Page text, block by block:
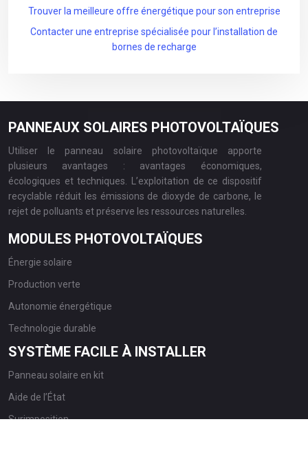
Trouver la meilleure offre énergétique pour son entreprise
Contacter une entreprise spécialisée pour l’installation de
bornes de recharge
PANNEAUX SOLAIRES PHOTOVOLTAÏQUES
Utiliser le panneau solaire photovoltaïque apporte
plusieurs avantages : avantages économiques,
écologiques et techniques. L’exploitation de ce dispositif
recyclable réduit les émissions de dioxyde de carbone, le
rejet de polluants et préserve les ressources naturelles.
MODULES PHOTOVOLTAÏQUES
Énergie solaire
Production verte
Autonomie énergétique
Technologie durable
SYSTÈME FACILE À INSTALLER
Panneau solaire en kit
Aide de l’État
Surimposition